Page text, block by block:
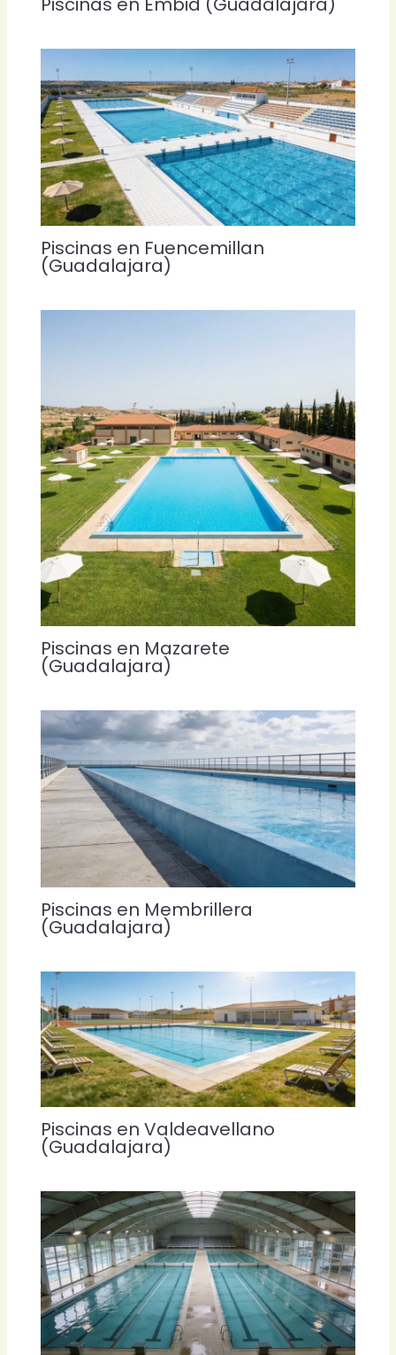
Piscinas en Fuencemillan
(Guadalajara)
Piscinas en Mazarete
(Guadalajara)
Piscinas en Membrillera
(Guadalajara)
Piscinas en Valdeavellano
(Guadalajara)